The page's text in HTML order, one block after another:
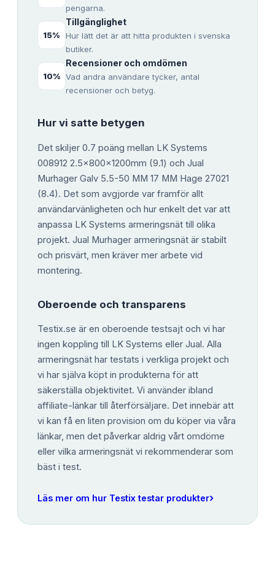
pengarna.
15%
Tillgänglighet
Hur lätt det är att hitta produkten i svenska
butiker.
10%
Recensioner och omdömen
Vad andra användare tycker, antal
recensioner och betyg.
Hur vi satte betygen
Det skiljer 0.7 poäng mellan LK Systems
008912 2.5x800x1200mm (9.1) och Jual
Murhager Galv 5.5-50 MM 17 MM Hage 27021
(8.4). Det som avgjorde var framför allt
användarvänligheten och hur enkelt det var att
anpassa LK Systems armeringsnät till olika
projekt. Jual Murhager armeringsnät är stabilt
och prisvärt, men kräver mer arbete vid
montering.
Oberoende och transparens
Testix.se är en oberoende testsajt och vi har
ingen koppling till LK Systems eller Jual. Alla
armeringsnät har testats i verkliga projekt och
vi har själva köpt in produkterna för att
säkerställa objektivitet. Vi använder ibland
affiliate-länkar till återförsäljare. Det innebär att
vi kan få en liten provision om du köper via våra
länkar, men det påverkar aldrig vårt omdöme
eller vilka armeringsnät vi rekommenderar som
bäst i test.
Läs mer om hur Testix testar produkter›